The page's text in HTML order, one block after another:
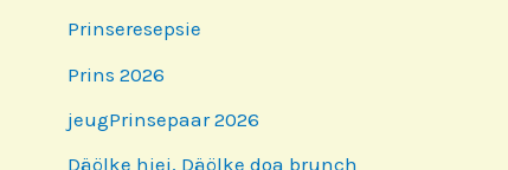
Prinseresepsie
Prins 2026
jeugPrinsepaar 2026
Däölke hiej, Däölke doa brunch